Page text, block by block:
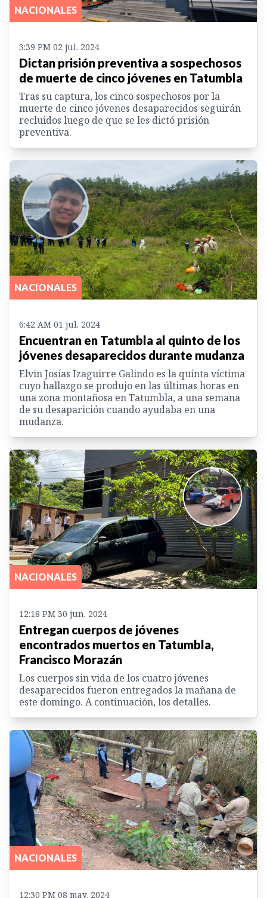
NACIONALES
3:39 PM 02 jul. 2024
Dictan prisión preventiva a sospechosos
de muerte de cinco jóvenes en Tatumbla
Tras su captura, los cinco sospechosos por la
muerte de cinco jóvenes desaparecidos seguirán
recluidos luego de que se les dictó prisión
preventiva.
NACIONALES
6:42 AM 01 jul. 2024
Encuentran en Tatumbla al quinto de los
jóvenes desaparecidos durante mudanza
Elvin Josías Izaguirre Galindo es la quinta víctima
cuyo hallazgo se produjo en las últimas horas en
una zona montañosa en Tatumbla, a una semana
de su desaparición cuando ayudaba en una
mudanza.
NACIONALES
12:18 PM 30 jun. 2024
Entregan cuerpos de jóvenes
encontrados muertos en Tatumbla,
Francisco Morazán
Los cuerpos sin vida de los cuatro jóvenes
desaparecidos fueron entregados la mañana de
este domingo. A continuación, los detalles.
NACIONALES
12:30 PM 08 may. 2024